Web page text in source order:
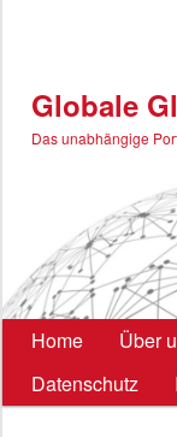
Globale
Das unabhängige
Hauptmenü
Home Über
Datenschutz